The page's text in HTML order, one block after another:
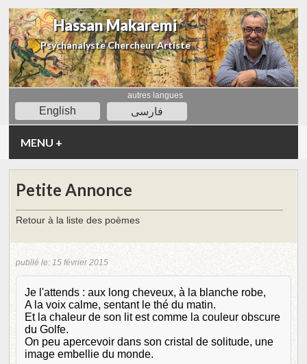
Hassan Makaremi
Psychanalyste Chercheur Artiste
autres langues
English فارسی
MENU +
Petite Annonce
Retour à la liste des poèmes
publié le: 15 février 2015
Je l'attends : aux long cheveux, à la blanche robe,
A la voix calme, sentant le thé du matin.
Et la chaleur de son lit est comme la couleur obscure
du Golfe.
On peu apercevoir dans son cristal de solitude, une
image embellie du monde.